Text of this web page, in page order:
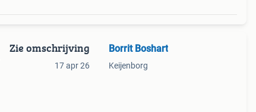
Zie omschrijving
17 apr 26
Borrit Boshart
Keijenborg